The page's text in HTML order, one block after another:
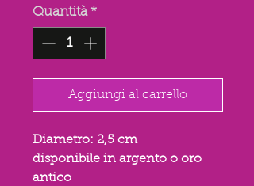
Quantità *
Aggiungi al carrello
Diametro: 2,5 cm
disponibile in argento o oro
antico